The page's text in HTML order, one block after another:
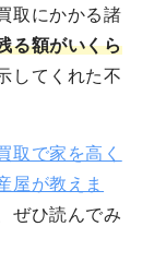
取にかかる諸
る額がいくら
してくれた不
取で家を高く
屋が教えま
ぜひ読んでみ